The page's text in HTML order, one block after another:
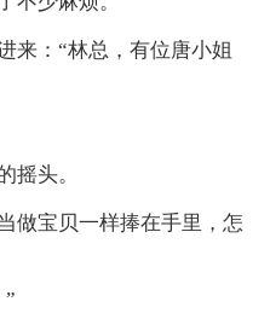
来：“林总，有位唐小姐
摇头。
做宝贝一样捧在手里，怎